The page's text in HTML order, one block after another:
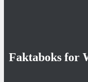
Faktaboks for